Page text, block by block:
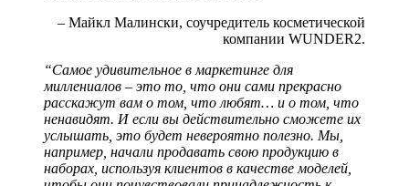
– Майкл Малински, соучредитель косметической
компании WUNDER2.
“Самое удивительное в маркетинге для
миллениалов – это то, что они сами прекрасно
расскажут вам о том, что любят… и о том, что
ненавидят. И если вы действительно сможете их
услышать, это будет невероятно полезно. Мы,
например, начали продавать свою продукцию в
наборах, используя клиентов в качестве моделей,